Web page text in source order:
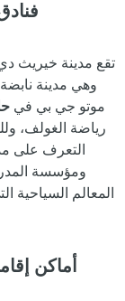
تقع مدينة خيريث
وهي مدينة نابضة
موتو جي بي في
رياضة الغولف،
التعرف على
ومؤسسة
المعالم السياحية
أماكن إقامة من